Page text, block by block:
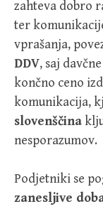
zahteva dobro
ter
vprašanja,
DDV, saj
končno ceno
komunikacija,
slovenščina
nesporazumov.
Podjetniki se
zanesljive